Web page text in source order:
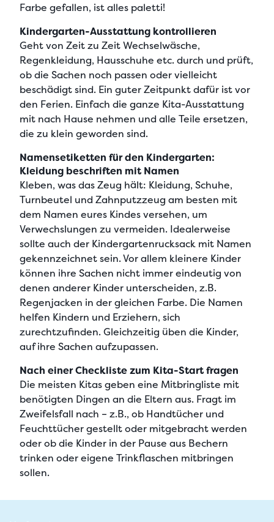
Farbe gefallen, ist alles paletti!
Kindergarten-Ausstattung kontrollieren
Geht von Zeit zu Zeit Wechselwäsche,
Regenkleidung, Hausschuhe etc. durch und prüft,
ob die Sachen noch passen oder vielleicht
beschädigt sind. Ein guter Zeitpunkt dafür ist vor
den Ferien. Einfach die ganze Kita-Ausstattung
mit nach Hause nehmen und alle Teile ersetzen,
die zu klein geworden sind.
Namensetiketten für den Kindergarten:
Kleidung beschriften mit Namen
Kleben, was das Zeug hält: Kleidung, Schuhe,
Turnbeutel und Zahnputzzeug am besten mit
dem Namen eures Kindes versehen, um
Verwechslungen zu vermeiden. Idealerweise
sollte auch der Kindergartenrucksack mit Namen
gekennzeichnet sein. Vor allem kleinere Kinder
können ihre Sachen nicht immer eindeutig von
denen anderer Kinder unterscheiden, z.B.
Regenjacken in der gleichen Farbe. Die Namen
helfen Kindern und Erziehern, sich
zurechtzufinden. Gleichzeitig üben die Kinder,
auf ihre Sachen aufzupassen.
Nach einer Checkliste zum Kita-Start fragen
Die meisten Kitas geben eine Mitbringliste mit
benötigten Dingen an die Eltern aus. Fragt im
Zweifelsfall nach – z.B., ob Handtücher und
Feuchttücher gestellt oder mitgebracht werden
oder ob die Kinder in der Pause aus Bechern
trinken oder eigene Trinkflaschen mitbringen
sollen.